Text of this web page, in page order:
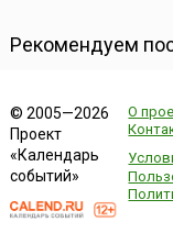
Рекомендуем
© 2005—2026
Проект
«Календарь
событий»
О